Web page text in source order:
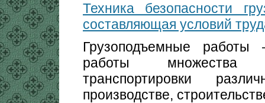
Техника безопасности
составляющая условий
Грузоподъемные
работы множества
транспортировки
производстве,